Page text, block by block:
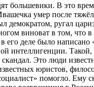
большевики. В это
умер после
демократом, ругал
виноват в том, что
деле было написано
интеллигенции.
скандал. Это люди
юристов,
помогло.